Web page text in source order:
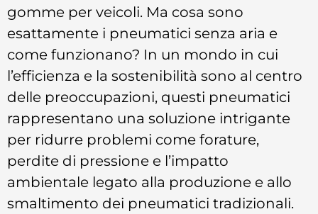
gomme per veicoli. Ma cosa sono
esattamente i pneumatici senza aria e
come funzionano? In un mondo in cui
l’efficienza e la sostenibilità sono al centro
delle preoccupazioni, questi pneumatici
rappresentano una soluzione intrigante
per ridurre problemi come forature,
perdite di pressione e l’impatto
ambientale legato alla produzione e allo
smaltimento dei pneumatici tradizionali.